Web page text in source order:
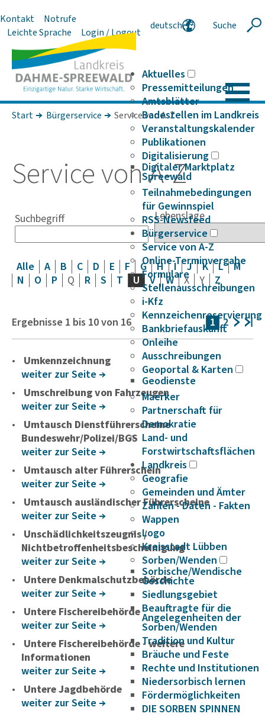
Kontakt
Notrufe
Leichte Sprache
Login / Logout
deutsch
Suche
Aktuelles
Pressemitteilungen
Amtsblätter
Badestellen im Landkreis
Veranstaltungskalender
Publikationen
Digitalisierung
Digitaler Marktplatz
Spreewald
Teilnahmebedingungen
für Gewinnspiel
RSS-Newsfeed
Bürgerservice
Service von A-Z
Online-Terminvergabe
Formulare
Stellenausschreibungen
i-Kfz
Kennzeichenreservierung
Bankbriefauskunft
Onleihe
Ausschreibungen
Geoportal & Karten
Geodienste
Maerker
Partnerschaft für
Demokratie
Land- und
Forstwirtschaftsflächen
Landkreis
Geografie
Gemeinden und Ämter
Zahlen - Daten - Fakten
Wappen
Logo
Kreisstadt Lübben
Sorben/Wenden
Sorbische/Wendische
Geschichte
Siedlungsgebiet
Beauftragte für die
Angelegenheiten der
Sorben/Wenden
Tradition und Kultur
Bräuche und Feste
Rechte und Institutionen
Niedersorbisch lernen
Fördermöglichkeiten
DIE SORBEN SPINNEN
Start Bürgerservice Service von A-Z
Service von A-Z
Suchbegriff Lebenslage
Alle A B C D E F G H I J K L
M
N
O P Q R S T U V W X Y Z
Ergebnisse 1 bis 10von 16 1 2
Umkennzeichnung
weiter zur Seite
Umschreibung von Fahrzeugen
weiter zur Seite
Umtausch Dienstführerscheine
Bundeswehr/Polizei/BGS
weiter zur Seite
Umtausch alter Führerschein
weiter zur Seite
Umtausch ausländischer Führerscheine
weiter zur Seite
Unschädlichkeitszeugnis /
Nichtbetroffenheitsbescheinigung
weiter zur Seite
Untere Denkmalschutzbehörde
weiter zur Seite
Untere Fischereibehörde
weiter zur Seite
Untere Fischereibehörde - weitere
Informationen
weiter zur Seite
Untere Jagdbehörde
weiter zur Seite